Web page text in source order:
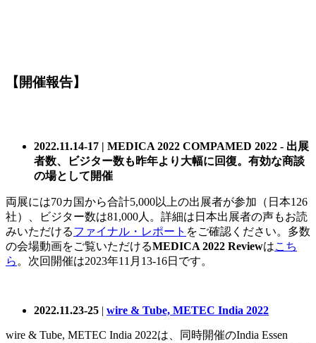
【開催報告】
2022.11.14-17 | MEDICA 2022 COMPAMED 2022 - 出展
者数、ビジター数も昨年より大幅に回復。有効な商談
の場として開催
両展には70カ国から合計5,000以上の出展者が参加（日本126
社）、ビジター数は81,000人。詳細は日本出展者の声もお読
みいただけるファイナル・レポート をご確認ください。多数
の会場動画をご覧いただけるMEDICA 2022 Reviewはこち
ら 。次回開催は2023年11月13-16日です。
2022.11.23-25 | wire & Tube, METEC India 2022
wire & Tube, METEC India 2022は、同時開催のIndia Essen